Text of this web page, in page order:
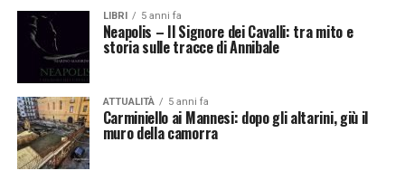
LIBRI 5 anni fa
Neapolis – Il Signore dei Cavalli: tra mito e
storia sulle tracce di Annibale
ATTUALITÀ 5 anni fa
Carminiello ai Mannesi: dopo gli altarini, giù il
muro della camorra